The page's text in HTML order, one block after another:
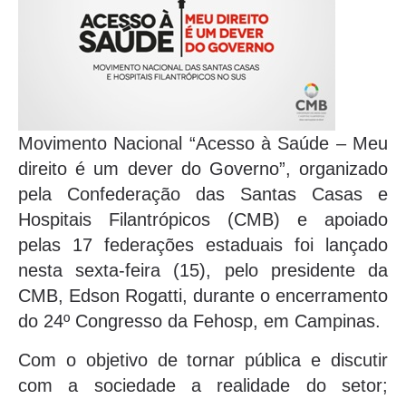
Movimento Nacional “Acesso à Saúde – Meu
direito é um dever do Governo”, organizado
pela Confederação das Santas Casas e
Hospitais Filantrópicos (CMB) e apoiado
pelas 17 federações estaduais foi lançado
nesta sexta-feira (15), pelo presidente da
CMB, Edson Rogatti, durante o encerramento
do 24º Congresso da Fehosp, em Campinas.
Com o objetivo de tornar pública e discutir
com a sociedade a realidade do setor;